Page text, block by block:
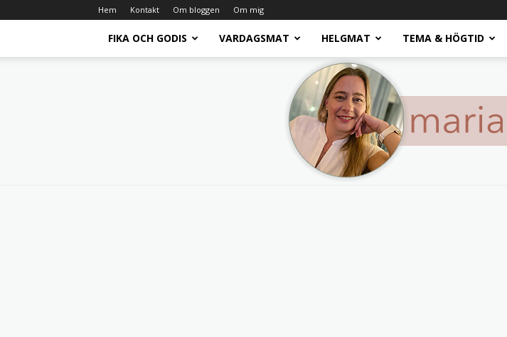
Hem Kontakt Om bloggen Om mig
FIKA OCH GODIS VARDAGSMAT HELGMAT TEMA & HÖGTID